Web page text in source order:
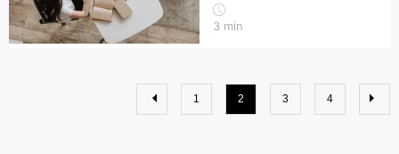
3 min
1 2 3 4